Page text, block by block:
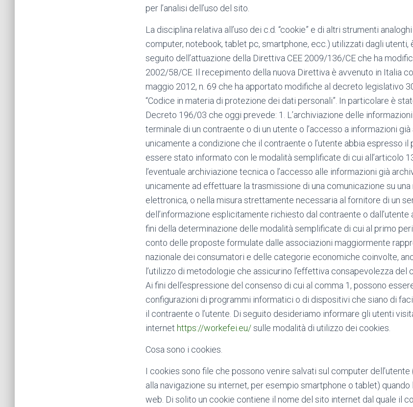
per l’analisi dell’uso del sito.
La disciplina relativa all’uso dei c.d. “cookie” e di altri strumenti
computer, notebook, tablet pc, smartphone, ecc.) utilizzati dagli utenti,
seguito dell’attuazione della Direttiva CEE 2009/136/CE che ha
2002/58/CE. Il recepimento della nuova Direttiva è avvenuto in Italia
maggio 2012, n. 69 che ha apportato modifiche al decreto legislativo
“Codice in materia di protezione dei dati personali”. In particolare è
Decreto 196/03 che oggi prevede: 1. L’archiviazione delle
terminale di un contraente o di un utente o l’accesso a informazioni
unicamente a condizione che il contraente o l’utente abbia espresso
essere stato informato con le modalità semplificate di cui all’articolo
l’eventuale archiviazione tecnica o l’accesso alle informazioni già
unicamente ad effettuare la trasmissione di una comunicazione su
elettronica, o nella misura strettamente necessaria al fornitore di un
dell’informazione esplicitamente richiesto dal contraente o dall’utente
fini della determinazione delle modalità semplificate di cui al primo
conto delle proposte formulate dalle associazioni maggiormente
nazionale dei consumatori e delle categorie economiche coinvolte,
l’utilizzo di metodologie che assicurino l’effettiva consapevolezza del
Ai fini dell’espressione del consenso di cui al comma 1, possono
configurazioni di programmi informatici o di dispositivi che siano di
il contraente o l’utente. Di seguito desideriamo informare gli utenti
internet https://workefei.eu/sulle modalità di utilizzo dei cookies.
Cosa sono i cookies.
I cookies sono file che possono venire salvati sul computer
alla navigazione su internet, per esempio smartphone o tablet)
web. Di solito un cookie contiene il nome del sito internet dal quale il